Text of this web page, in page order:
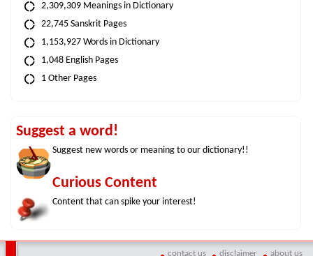
2,309,309 Meanings in Dictionary
22,745 Sanskrit Pages
1,153,927 Words in Dictionary
1,048 English Pages
1 Other Pages
Suggest a word!
Suggest new words or meaning to our dictionary!!
Curious Content
Content that can spike your interest!
contact us disclaimer about us